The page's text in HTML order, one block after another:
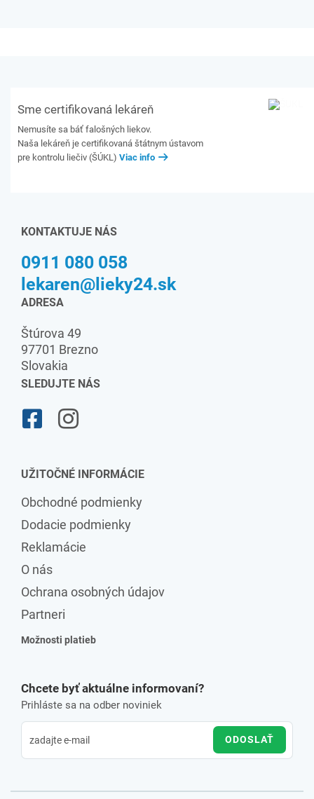
Sme certifikovaná lekáreň
Nemusíte sa báť falošných liekov.
Naša lekáreň je certifikovaná štátnym ústavom
pre kontrolu liečiv (ŠÚKL) Viac info
KONTAKTUJE NÁS
0911 080 058
lekaren@lieky24.sk
ADRESA
Štúrova 49
97701 Brezno
Slovakia
SLEDUJTE NÁS
UŽITOČNÉ INFORMÁCIE
Obchodné podmienky
Dodacie podmienky
Reklamácie
O nás
Ochrana osobných údajov
Partneri
Možnosti platieb
Chcete byť aktuálne informovaní?
Prihláste sa na odber noviniek
ODOSLAŤ